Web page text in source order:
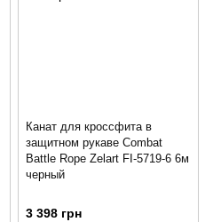
Канат для кроссфита в
защитном рукаве Combat
Battle Rope Zelart FI-5719-6 6м
черный
3 398 грн